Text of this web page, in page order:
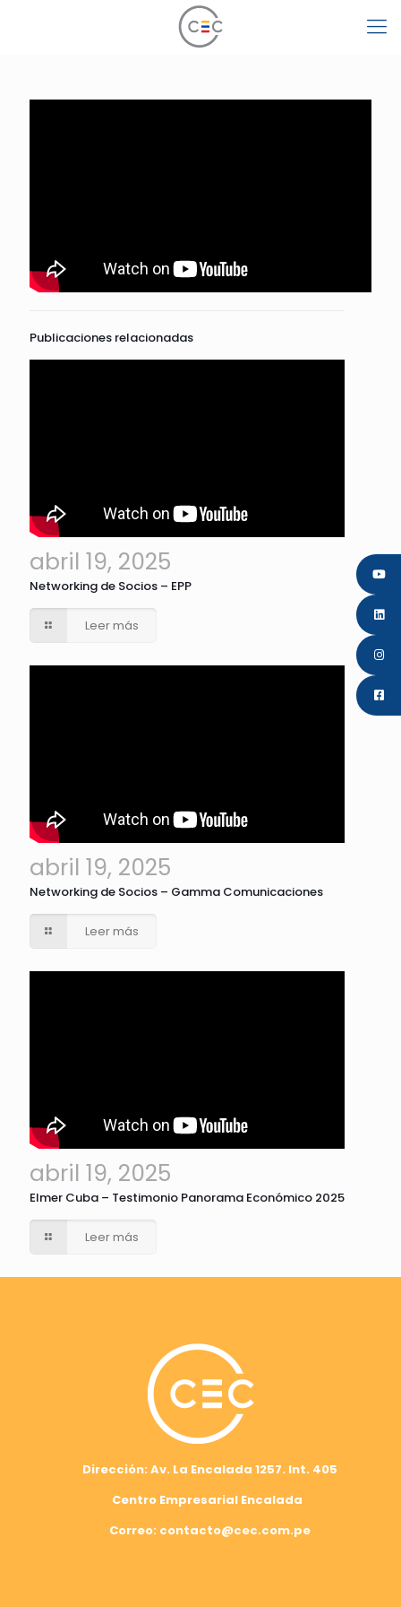
Publicaciones relacionadas
abril 19, 2025
Networking de Socios – EPP
Leer más
abril 19, 2025
Networking de Socios – Gamma Comunicaciones
Leer más
abril 19, 2025
Elmer Cuba – Testimonio Panorama Económico 2025
Leer más
Dirección: Av. La Encalada 1257. Int. 405
Centro Empresarial Encalada
Correo: contacto@cec.com.pe